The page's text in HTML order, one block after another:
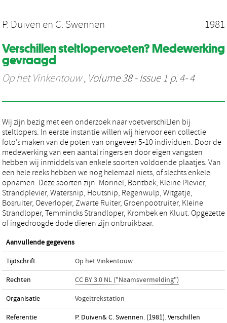
P. Duiven en C. Swennen 1981
Verschillen steltlopervoeten? Medewerking
gevraagd
Op het Vinkentouw, Volume 38 - Issue 1 p. 4- 4
Wij zijn bezig met een onderzoek naar voetverschiLlen bij
steltlopers. In eerste instantie willen wij hiervoor een collectie
foto’s maken van de poten van ongeveer 5-10 individuen. Door de
medewerking van een aantal ringers en door eigen vangsten
hebben wij inmiddels van enkele soorten voldoende plaatjes. Van
een hele reeks hebben we nog helemaal niets, of slechts enkele
opnamen. Deze soorten zijn: Morinel, Bontbek, Kleine Plevier,
Strandplevier, Watersnip, Houtsnip, Regenwulp, Witgatje,
Bosruiter, Oeverloper, Zwarte Ruiter, Groenpootruiter, Kleine
Strandloper, Temmincks Strandloper, Krombek en Kluut. Opgezette
of ingedroogde dode dieren zijn onbruikbaar.
Aanvullende gegevens
Tijdschrift Op het Vinkentouw
Rechten CC BY 3.0 NL ("Naamsvermelding")
Organisatie Vogeltrekstation
Referentie
P. Duiven& C. Swennen. (1981). Verschillen